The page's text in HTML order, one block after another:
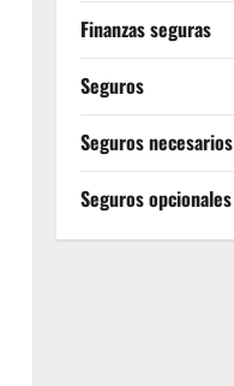
Finanzas seguras
Seguros
Seguros necesarios
Seguros opcionales